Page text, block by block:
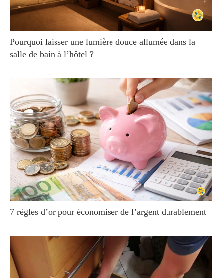
Pourquoi laisser une lumière douce allumée dans la
salle de bain à l’hôtel ?
7 règles d’or pour économiser de l’argent durablement